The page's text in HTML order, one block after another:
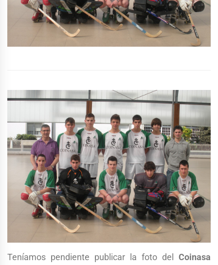
Teníamos pendiente publicar la foto del Coinasa